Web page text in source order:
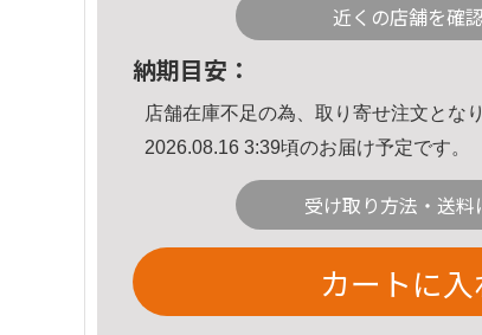
近くの店舗を確
納期目安：
店舗在庫不足の為、取り寄せ注文となり
2026.08.16 3:39頃のお届け予定です。
受け取り方法・送料
カートに入